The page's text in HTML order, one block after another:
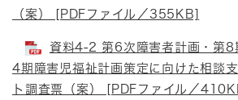
（案） [PDFファイル／355KB]
資料4-2 第6次障害者計画・第8
4期障害児福祉計画策定に向けた相談
ト調査票（案） [PDFファイル／